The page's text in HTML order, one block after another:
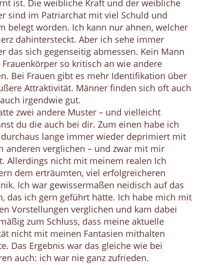
ist. Die weibliche Kraft und der weibliche
sind im Patriarchat mit viel Schuld und
belegt worden. Ich kann nur ahnen, welcher
dahintersteckt. Aber ich sehe immer
das sich gegenseitig abmessen. Kein Mann
Frauenkörper so kritisch an wie andere
Bei Frauen gibt es mehr Identifikation über
Attraktivität. Männer finden sich oft auch
irgendwie gut.
zwei andere Muster – und vielleicht
du die auch bei dir. Zum einen habe ich
lange immer wieder deprimiert mit
anderen verglichen – und zwar mit mir
Allerdings nicht mit meinem realen Ich
dem erträumten, viel erfolgreicheren
Ich war gewissermaßen neidisch auf das
das ich gern geführt hätte. Ich habe mich mit
Vorstellungen verglichen und kam dabei
zum Schluss, dass meine aktuelle
nicht mit meinen Fantasien mithalten
Das Ergebnis war das gleiche wie bei
auch: ich war nie ganz zufrieden.